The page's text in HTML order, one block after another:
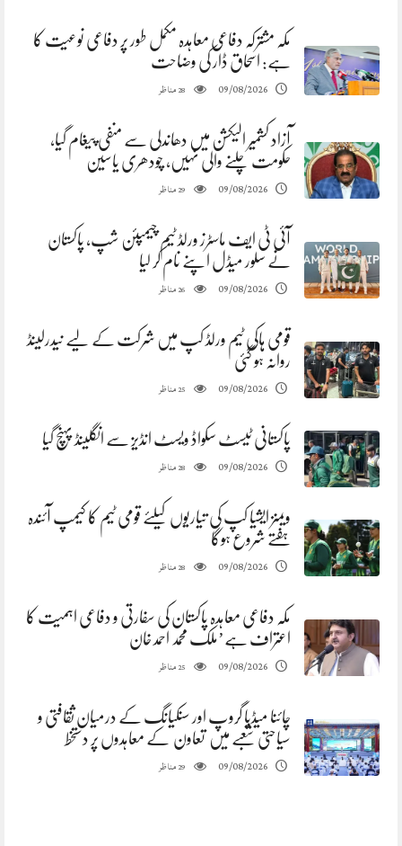
مکہ مشترکہ دفاعی معاہدہ مکمل طور پر دفاعی نوعیت کا
ہے: اسحاق ڈار کی وضاحت
09/08/2026
28مناظر
آزاد کشمیر الیکشن میں دھاندلی سے منفی پیغام گیا،
حکومت چلنے والی نہیں، چودھری یاسین
09/08/2026
29مناظر
آئی ٹی ایف ماسٹرز ورلڈ ٹیم چیمپئن شپ، پاکستان
نے سلور میڈل اپنے نام کر لیا
09/08/2026
26مناظر
قومی ہاکی ٹیم ورلڈ کپ میں شرکت کے لیے نیدرلینڈ
روانہ ہو گئی
09/08/2026
25مناظر
پاکستانی ٹیسٹ سکواڈ ویسٹ انڈیز سے انگلینڈ پہنچ گیا
09/08/2026
28مناظر
ویمنز ایشیا کپ کی تیاریوں کیلئے قومی ٹیم کا کیمپ آئندہ
ہفتے شروع ہوگا
09/08/2026
28مناظر
مکہ دفاعی معاہدہ پاکستان کی سفارتی و دفاعی اہمیت کا
اعتراف ہے’ملک محمد احمد خان
09/08/2026
25مناظر
چائنا میڈیا گروپ اور سنکیانگ کے درمیان ثقافتی و
سیاحتی شعبے میں تعاون کے معاہدوں پر دستخط
09/08/2026
29مناظر